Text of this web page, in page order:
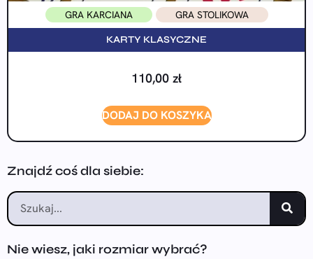
Znajdź coś dla siebie:
Nie wiesz, jaki rozmiar wybrać?
GRA KARCIANA GRA STOLIKOWA
KARTY KLASYCZNE
110,00 zł
DODAJ DO KOSZYKA